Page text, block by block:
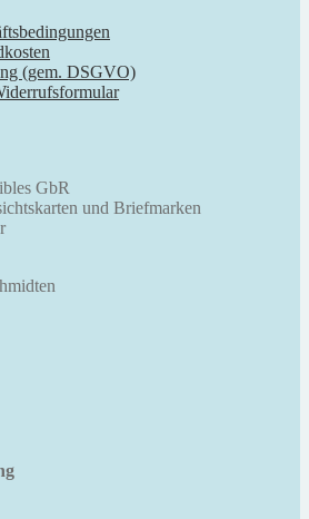
(gem. DSGVO)
GbR
und Briefmarken